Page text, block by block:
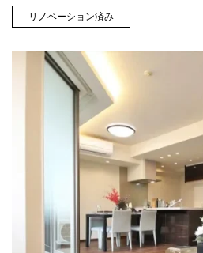
リノベーション済み